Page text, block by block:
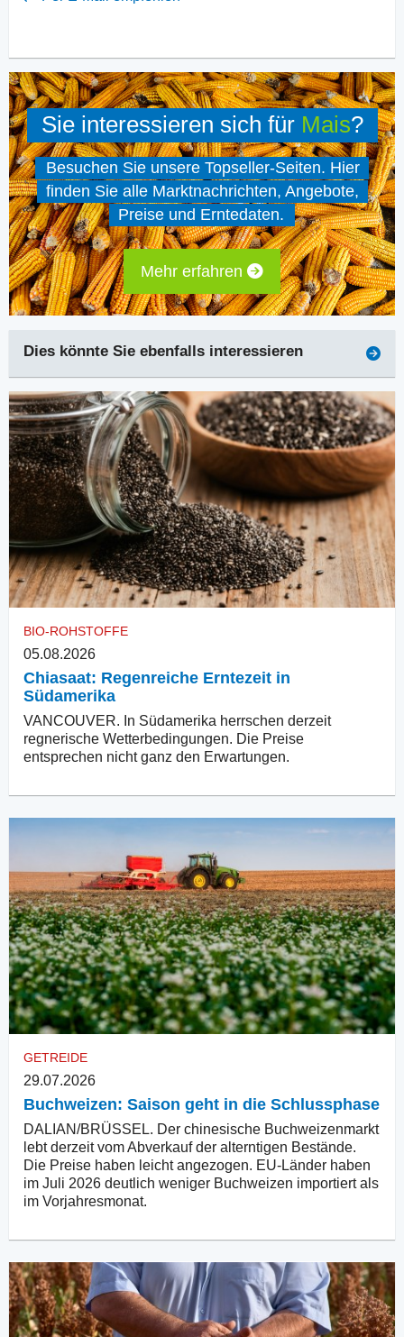
Sie interessieren sich für Mais?
Besuchen Sie unsere Topseller-Seiten. Hier
finden Sie alle Marktnachrichten, Angebote,
Preise und Erntedaten.
Mehr erfahren
Dies könnte Sie ebenfalls interessieren
BIO-ROHSTOFFE
05.08.2026
Chiasaat: Regenreiche Erntezeit in
Südamerika
VANCOUVER. In Südamerika herrschen derzeit
regnerische Wetterbedingungen. Die Preise
entsprechen nicht ganz den Erwartungen.
GETREIDE
29.07.2026
Buchweizen: Saison geht in die Schlussphase
DALIAN/BRÜSSEL. Der chinesische Buchweizenmarkt
lebt derzeit vom Abverkauf der alterntigen Bestände.
Die Preise haben leicht angezogen. EU-Länder haben
im Juli 2026 deutlich weniger Buchweizen importiert als
im Vorjahresmonat.